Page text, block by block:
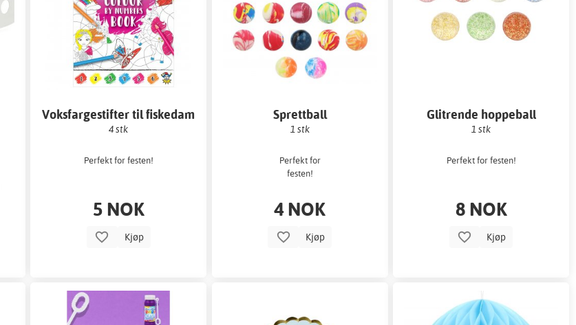
Voksfargestifter til fiskedam
4 stk
Perfekt for festen!
5 NOK
Kjøp
Sprettball
1 stk
Perfekt for
festen!
4 NOK
Kjøp
Glitrende hoppeball
1 stk
Perfekt for festen!
8 NOK
Kjøp